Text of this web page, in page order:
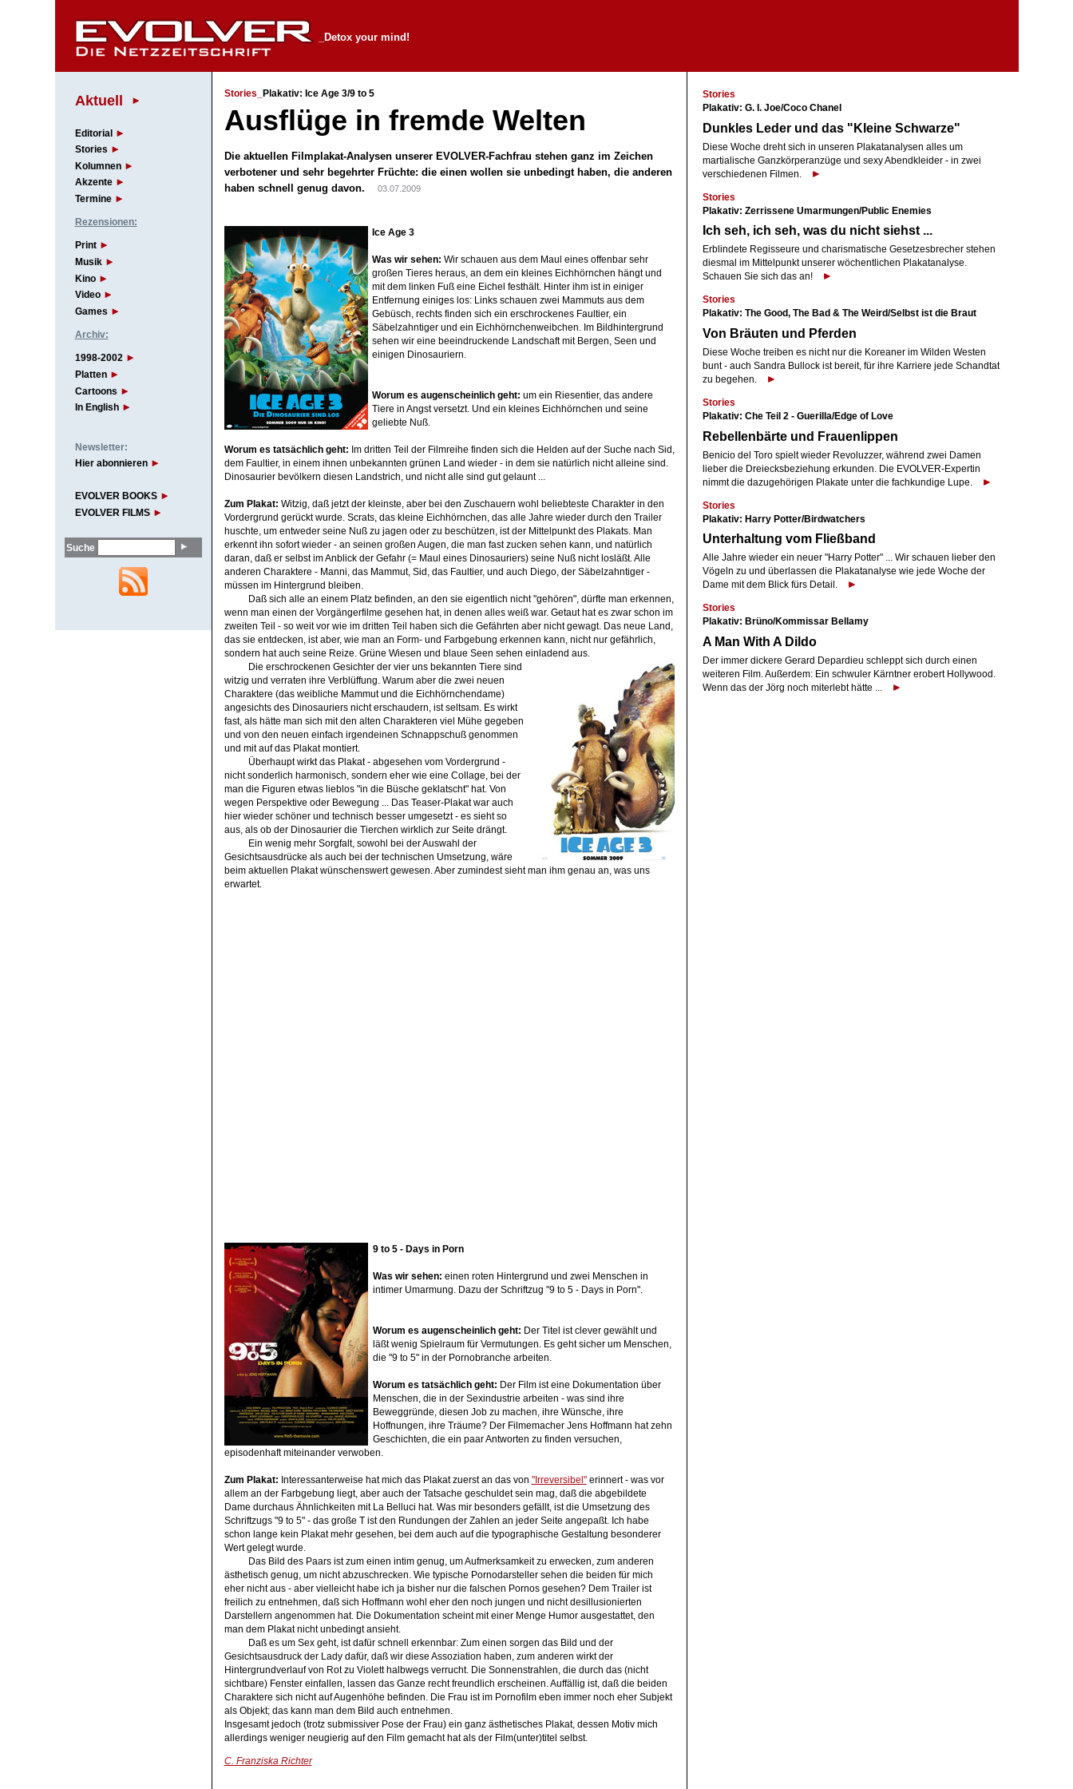
_Detox your mind!
Aktuell
Editorial
Stories
Kolumnen
Akzente
Termine
Rezensionen:
Print
Musik
Kino
Video
Games
Archiv:
1998-2002
Platten
Cartoons
In English
Newsletter:
Hier abonnieren
EVOLVER BOOKS
EVOLVER FILMS
Suche
Stories_ Plakativ: Ice Age 3/9 to 5
Ausflüge in fremde Welten
Die aktuellen Filmplakat-Analysen unserer EVOLVER-Fachfrau stehen ganz im Zeichen
verbotener und sehr begehrter Früchte: die einen wollen sie unbedingt haben, die anderen
haben schnell genug davon.
03.07.2009
Ice Age 3
Was wir sehen: Wir schauen aus dem Maul eines offenbar sehr
großen Tieres heraus, an dem ein kleines Eichhörnchen hängt und
mit dem linken Fuß eine Eichel festhält. Hinter ihm ist in einiger
Entfernung einiges los: Links schauen zwei Mammuts aus dem
Gebüsch, rechts finden sich ein erschrockenes Faultier, ein
Säbelzahntiger und ein Eichhörnchenweibchen. Im Bildhintergrund
sehen wir eine beeindruckende Landschaft mit Bergen, Seen und
einigen Dinosauriern.
Worum es augenscheinlich geht: um ein Riesentier, das andere
Tiere in Angst versetzt. Und ein kleines Eichhörnchen und seine
geliebte Nuß.
Worum es tatsächlich geht: Im dritten Teil der Filmreihe finden sich die Helden auf der Suche nach Sid,
dem Faultier, in einem ihnen unbekannten grünen Land wieder - in dem sie natürlich nicht alleine sind.
Dinosaurier bevölkern diesen Landstrich, und nicht alle sind gut gelaunt ...
Zum Plakat: Witzig, daß jetzt der kleinste, aber bei den Zuschauern wohl beliebteste Charakter in den
Vordergrund gerückt wurde. Scrats, das kleine Eichhörnchen, das alle Jahre wieder durch den Trailer
huschte, um entweder seine Nuß zu jagen oder zu beschützen, ist der Mittelpunkt des Plakats. Man
erkennt ihn sofort wieder - an seinen großen Augen, die man fast zucken sehen kann, und natürlich
daran, daß er selbst im Anblick der Gefahr (= Maul eines Dinosauriers) seine Nuß nicht losläßt. Alle
anderen Charaktere - Manni, das Mammut, Sid, das Faultier, und auch Diego, der Säbelzahntiger -
müssen im Hintergrund bleiben.
Daß sich alle an einem Platz befinden, an den sie eigentlich nicht "gehören", dürfte man erkennen,
wenn man einen der Vorgängerfilme gesehen hat, in denen alles weiß war. Getaut hat es zwar schon im
zweiten Teil - so weit vor wie im dritten Teil haben sich die Gefährten aber nicht gewagt. Das neue Land,
das sie entdecken, ist aber, wie man an Form- und Farbgebung erkennen kann, nicht nur gefährlich,
sondern hat auch seine Reize. Grüne Wiesen und blaue Seen sehen einladend aus.
Die erschrockenen Gesichter der vier uns bekannten Tiere sind
witzig und verraten ihre Verblüffung. Warum aber die zwei neuen
Charaktere (das weibliche Mammut und die Eichhörnchendame)
angesichts des Dinosauriers nicht erschaudern, ist seltsam. Es wirkt
fast, als hätte man sich mit den alten Charakteren viel Mühe gegeben
und von den neuen einfach irgendeinen Schnappschuß genommen
und mit auf das Plakat montiert.
Überhaupt wirkt das Plakat - abgesehen vom Vordergrund -
nicht sonderlich harmonisch, sondern eher wie eine Collage, bei der
man die Figuren etwas lieblos "in die Büsche geklatscht" hat. Von
wegen Perspektive oder Bewegung ... Das Teaser-Plakat war auch
hier wieder schöner und technisch besser umgesetzt - es sieht so
aus, als ob der Dinosaurier die Tierchen wirklich zur Seite drängt.
Ein wenig mehr Sorgfalt, sowohl bei der Auswahl der
Gesichtsausdrücke als auch bei der technischen Umsetzung, wäre
beim aktuellen Plakat wünschenswert gewesen. Aber zumindest sieht man ihm genau an, was uns
erwartet.
9 to 5 - Days in Porn
Was wir sehen: einen roten Hintergrund und zwei Menschen in
intimer Umarmung. Dazu der Schriftzug "9 to 5 - Days in Porn".
Worum es augenscheinlich geht: Der Titel ist clever gewählt und
läßt wenig Spielraum für Vermutungen. Es geht sicher um Menschen,
die "9 to 5" in der Pornobranche arbeiten.
Worum es tatsächlich geht: Der Film ist eine Dokumentation über
Menschen, die in der Sexindustrie arbeiten - was sind ihre
Beweggründe, diesen Job zu machen, ihre Wünsche, ihre
Hoffnungen, ihre Träume? Der Filmemacher Jens Hoffmann hat zehn
Geschichten, die ein paar Antworten zu finden versuchen,
episodenhaft miteinander verwoben.
Zum Plakat: Interessanterweise hat mich das Plakat zuerst an das von "Irreversibel"erinnert - was vor
allem an der Farbgebung liegt, aber auch der Tatsache geschuldet sein mag, daß die abgebildete
Dame durchaus Ähnlichkeiten mit La Belluci hat. Was mir besonders gefällt, ist die Umsetzung des
Schriftzugs "9 to 5" - das große T ist den Rundungen der Zahlen an jeder Seite angepaßt. Ich habe
schon lange kein Plakat mehr gesehen, bei dem auch auf die typographische Gestaltung besonderer
Wert gelegt wurde.
Das Bild des Paars ist zum einen intim genug, um Aufmerksamkeit zu erwecken, zum anderen
ästhetisch genug, um nicht abzuschrecken. Wie typische Pornodarsteller sehen die beiden für mich
eher nicht aus - aber vielleicht habe ich ja bisher nur die falschen Pornos gesehen? Dem Trailer ist
freilich zu entnehmen, daß sich Hoffmann wohl eher den noch jungen und nicht desillusionierten
Darstellern angenommen hat. Die Dokumentation scheint mit einer Menge Humor ausgestattet, den
man dem Plakat nicht unbedingt ansieht.
Daß es um Sex geht, ist dafür schnell erkennbar: Zum einen sorgen das Bild und der
Gesichtsausdruck der Lady dafür, daß wir diese Assoziation haben, zum anderen wirkt der
Hintergrundverlauf von Rot zu Violett halbwegs verrucht. Die Sonnenstrahlen, die durch das (nicht
sichtbare) Fenster einfallen, lassen das Ganze recht freundlich erscheinen. Auffällig ist, daß die beiden
Charaktere sich nicht auf Augenhöhe befinden. Die Frau ist im Pornofilm eben immer noch eher Subjekt
als Objekt; das kann man dem Bild auch entnehmen.
Insgesamt jedoch (trotz submissiver Pose der Frau) ein ganz ästhetisches Plakat, dessen Motiv mich
allerdings weniger neugierig auf den Film gemacht hat als der Film(unter)titel selbst.
C. Franziska Richter
Stories
Plakativ: G. I. Joe/Coco Chanel
Dunkles Leder und das "Kleine Schwarze"
Diese Woche dreht sich in unseren Plakatanalysen alles um
martialische Ganzkörperanzüge und sexy Abendkleider - in zwei
verschiedenen Filmen.
Stories
Plakativ: Zerrissene Umarmungen/Public Enemies
Ich seh, ich seh, was du nicht siehst ...
Erblindete Regisseure und charismatische Gesetzesbrecher stehen
diesmal im Mittelpunkt unserer wöchentlichen Plakatanalyse.
Schauen Sie sich das an!
Stories
Plakativ: The Good, The Bad & The Weird/Selbst ist die Braut
Von Bräuten und Pferden
Diese Woche treiben es nicht nur die Koreaner im Wilden Westen
bunt - auch Sandra Bullock ist bereit, für ihre Karriere jede Schandtat
zu begehen.
Stories
Plakativ: Che Teil 2 - Guerilla/Edge of Love
Rebellenbärte und Frauenlippen
Benicio del Toro spielt wieder Revoluzzer, während zwei Damen
lieber die Dreiecksbeziehung erkunden. Die EVOLVER-Expertin
nimmt die dazugehörigen Plakate unter die fachkundige Lupe.
Stories
Plakativ: Harry Potter/Birdwatchers
Unterhaltung vom Fließband
Alle Jahre wieder ein neuer "Harry Potter" ... Wir schauen lieber den
Vögeln zu und überlassen die Plakatanalyse wie jede Woche der
Dame mit dem Blick fürs Detail.
Stories
Plakativ: Brüno/Kommissar Bellamy
A Man With A Dildo
Der immer dickere Gerard Depardieu schleppt sich durch einen
weiteren Film. Außerdem: Ein schwuler Kärntner erobert Hollywood.
Wenn das der Jörg noch miterlebt hätte ...